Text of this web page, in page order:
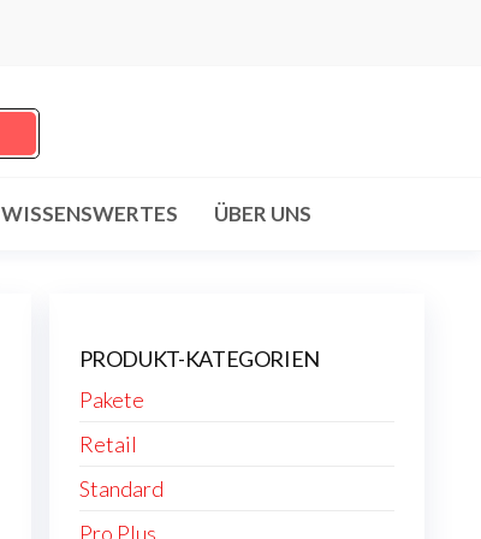
WISSENSWERTES ÜBER UNS
PRODUKT-KATEGORIEN
Pakete
Retail
Standard
Pro Plus